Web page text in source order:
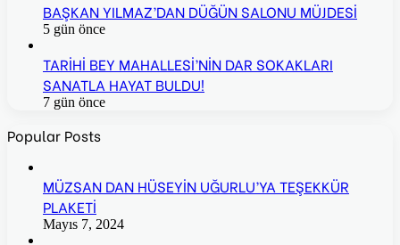
BAŞKAN YILMAZ’DAN DÜĞÜN SALONU MÜJDESİ
5 gün önce
TARİHİ BEY MAHALLESİ’NİN DAR SOKAKLARI
SANATLA HAYAT BULDU!
7 gün önce
Popular Posts
MÜZSAN DAN HÜSEYİN UĞURLU’YA TEŞEKKÜR
PLAKETİ
Mayıs 7, 2024